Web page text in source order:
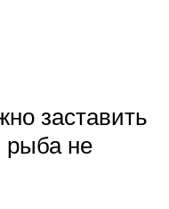
заставить
рыба не